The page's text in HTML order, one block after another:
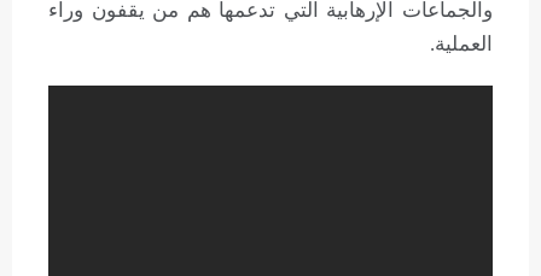
والجماعات الإرهابية التي تدعمها هم من يقفون وراء
العملية.